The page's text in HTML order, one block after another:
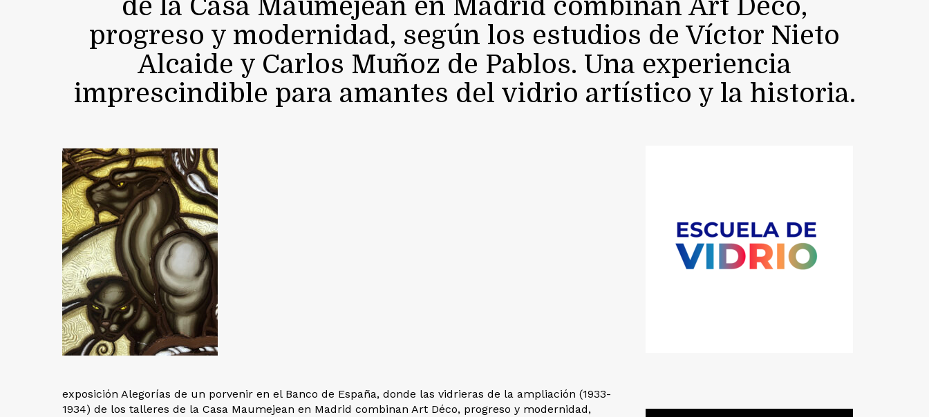
de la Casa Maumejean en Madrid combinan Art Déco,
progreso y modernidad, según los estudios de Víctor Nieto
Alcaide y Carlos Muñoz de Pablos. Una experiencia
imprescindible para amantes del vidrio artístico y la historia.
exposición Alegorías de un porvenir en el Banco de España, donde las vidrieras de la ampliación (1933-
1934) de los talleres de la Casa Maumejean en Madrid combinan Art Déco, progreso y modernidad,